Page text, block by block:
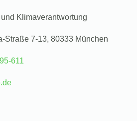
Klimaverantwortung
Straße 7-13, 80333 München
611